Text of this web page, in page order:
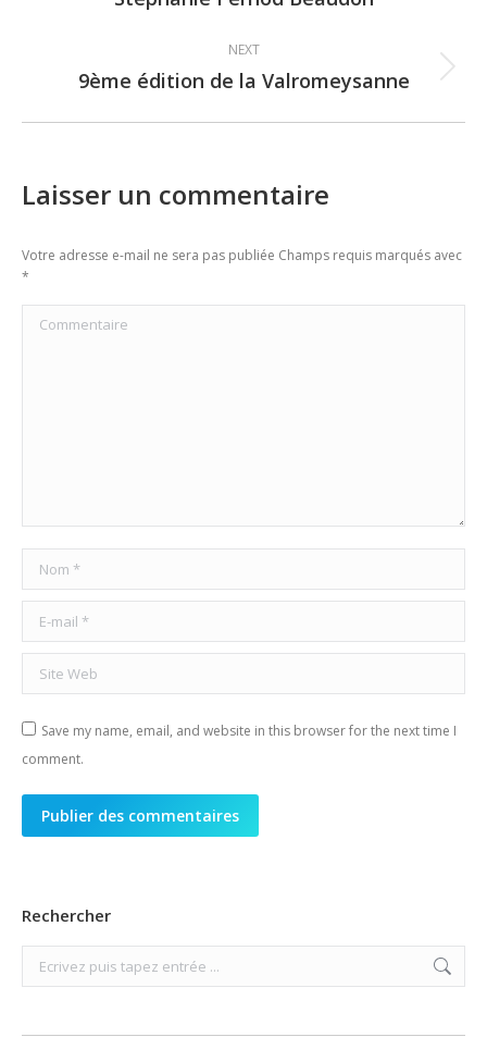
post:
NEXT
Next
9ème édition de la Valromeysanne
Laisser un commentaire
Votre adresse e-mail ne sera pas publiée Champs requis marqués avec
*
Commentaire
Nom *
E-mail *
Site Web
Save my name, email, and website in this browser for the next time I
comment.
Publier des commentaires
Rechercher
Search: